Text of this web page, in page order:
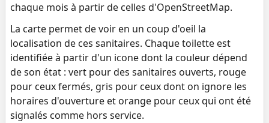
chaque mois à partir de celles d'OpenStreetMap.
La carte permet de voir en un coup d'oeil la
localisation de ces sanitaires. Chaque toilette est
identifiée à partir d'un icone dont la couleur dépend
de son état : vert pour des sanitaires ouverts, rouge
pour ceux fermés, gris pour ceux dont on ignore les
horaires d'ouverture et orange pour ceux qui ont été
signalés comme hors service.